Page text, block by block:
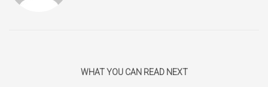
WHAT YOU CAN READ NEXT